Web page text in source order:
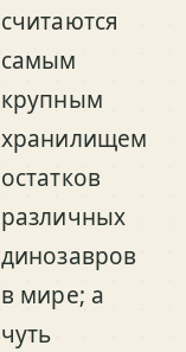
считаются
самым
крупным
хранилищем
остатков
различных
динозавров
в мире; а
чуть